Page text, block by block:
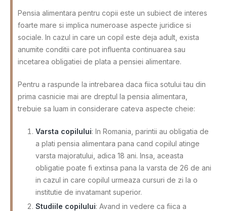
Pensia alimentara pentru copii este un subiect de interes
foarte mare si implica numeroase aspecte juridice si
sociale. In cazul in care un copil este deja adult, exista
anumite conditii care pot influenta continuarea sau
incetarea obligatiei de plata a pensiei alimentare.
Pentru a raspunde la intrebarea daca fiica sotului tau din
prima casnicie mai are dreptul la pensia alimentara,
trebuie sa luam in considerare cateva aspecte cheie:
Varsta copilului: In Romania, parintii au obligatia de
a plati pensia alimentara pana cand copilul atinge
varsta majoratului, adica 18 ani. Insa, aceasta
obligatie poate fi extinsa pana la varsta de 26 de ani
in cazul in care copilul urmeaza cursuri de zi la o
institutie de invatamant superior.
Studiile copilului: Avand in vedere ca fiica a